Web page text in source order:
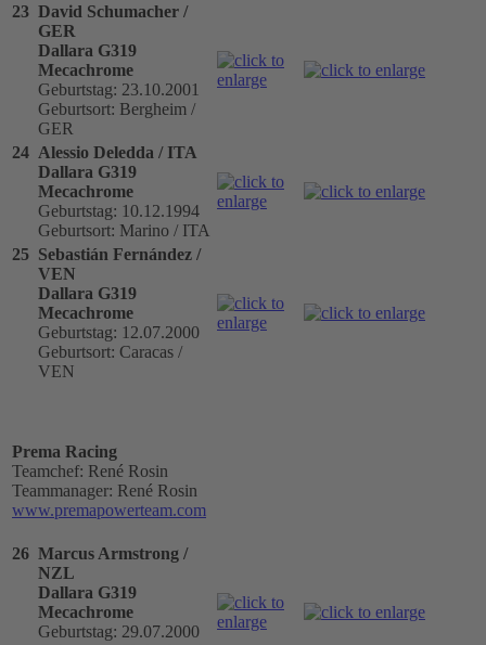
23 David Schumacher /
GER
Dallara G319
Mecachrome
Geburtstag: 23.10.2001
Geburtsort: Bergheim /
GER
24 Alessio Deledda / ITA
Dallara G319
Mecachrome
Geburtstag: 10.12.1994
Geburtsort: Marino / ITA
25 Sebastián Fernández /
VEN
Dallara G319
Mecachrome
Geburtstag: 12.07.2000
Geburtsort: Caracas /
VEN
Prema Racing
Teamchef: René Rosin
Teammanager: René Rosin
www.premapowerteam.com
26 Marcus Armstrong /
NZL
Dallara G319
Mecachrome
Geburtstag: 29.07.2000